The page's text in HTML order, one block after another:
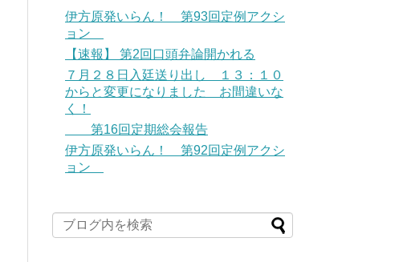
伊方原発いらん！ 第93回定例アクシ
ョン
【速報】 第2回口頭弁論開かれる
７月２８日入廷送り出し １３：１０
からと変更になりました お間違いな
く！
第16回定期総会報告
伊方原発いらん！ 第92回定例アクシ
ョン